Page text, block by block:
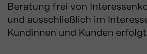
Beratung frei von
und ausschließlich im
Kundinnen und Kunden